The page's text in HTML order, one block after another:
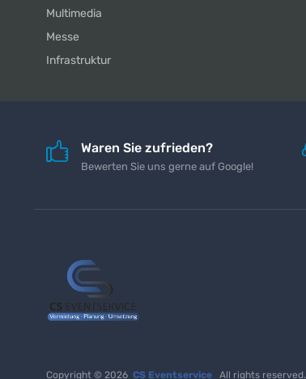
Multimedia
Messe
Infrastruktur
Waren Sie zufrieden?
Bewerten Sie uns gerne auf Google!
Copyright © 2026 CS Eventservice All rights reserved.